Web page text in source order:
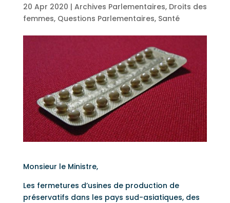
20 Apr 2020 | Archives Parlementaires, Droits des
femmes, Questions Parlementaires, Santé
Monsieur le Ministre,
Les fermetures d’usines de production de
préservatifs dans les pays sud-asiatiques, des